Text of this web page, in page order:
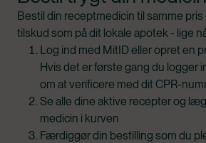
Bestil din receptmedicin til samme
tilskud som på dit lokale apotek - lige
Log ind med MitID eller opret en
Hvis det er første gang du logger
om at verificere med dit CPR-
Se alle dine aktive recepter og
medicin i kurven
Færdiggør din bestilling som du